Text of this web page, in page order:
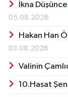
İkna
05.08.2026
Hakan Han
03.08.2026
Valinin
10.Hasat